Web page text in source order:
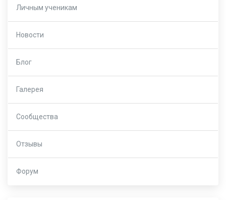
Личным ученикам
Новости
Блог
Галерея
Сообщества
Отзывы
Форум